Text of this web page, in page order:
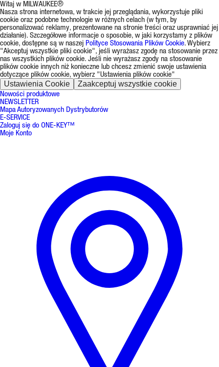
Witaj w MILWAUKEE®
Nasza strona internetowa, w trakcie jej przeglądania, wykorzystuje pliki
cookie oraz podobne technologie w różnych celach (w tym, by
personalizować reklamy, prezentowane na stronie treści oraz usprawniać jej
działanie). Szczegółowe informacje o sposobie, w jaki korzystamy z plików
cookie, dostępne są w naszej Polityce Stosowania Plików Cookie. Wybierz
"Akceptuj wszystkie pliki cookie", jeśli wyrażasz zgodę na stosowanie przez
nas wszystkich plików cookie. Jeśli nie wyrażasz zgody na stosowanie
plików cookie innych niż konieczne lub chcesz zmienić swoje ustawienia
dotyczące plików cookie, wybierz "Ustawienia plików cookie"
Ustawienia Cookie Zaakceptuj wszystkie cookie
Nowości produktowe
NEWSLETTER
Mapa Autoryzowanych Dystrybutorów
E-SERVICE
Zaloguj się do ONE-KEY™
Moje Konto